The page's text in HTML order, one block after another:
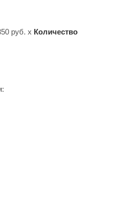
руб. х Количество